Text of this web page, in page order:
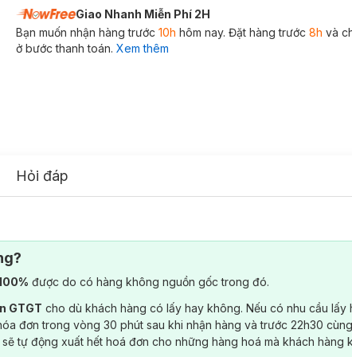
Giao Nhanh Miễn Phí 2H
Bạn muốn nhận hàng trước 10h hôm nay. Đặt hàng trước 8h và
ở bước thanh toán. Xem thêm
Hỏi đáp
được do có hàng không nguồn gốc trong đó.
GTGT cho dù khách hàng có lấy hay không. Nếu có nhu cầu lấy
đơn trong vòng 30 phút sau khi nhận hàng và trước 22h30
tự động xuất hết hoá đơn cho những hàng hoá mà khách hàng